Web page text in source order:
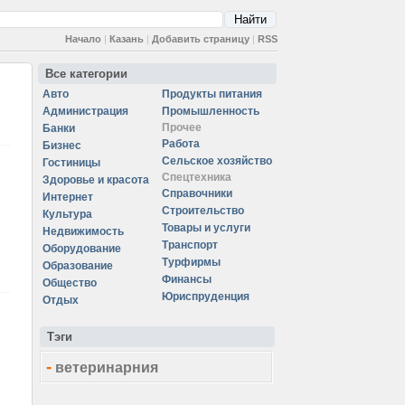
Начало | Казань | Добавить страницу | RSS
Все категории
Авто
Администрация
Банки
Бизнес
Гостиницы
Здоровье и красота
Интернет
Культура
Недвижимость
Оборудование
Образование
Общество
Отдых
Продукты питания
Промышленность
Прочее
Работа
Сельское хозяйство
Спецтехника
Справочники
Строительство
Товары и услуги
Транспорт
Турфирмы
Финансы
Юриспруденция
Тэги
- ветеринарния